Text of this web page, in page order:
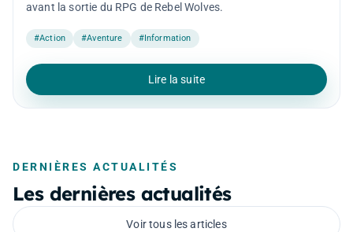
avant la sortie du RPG de Rebel Wolves.
#Action #Aventure #Information
Lire la suite
DERNIÈRES ACTUALITÉS
Les dernières actualités
Voir tous les articles